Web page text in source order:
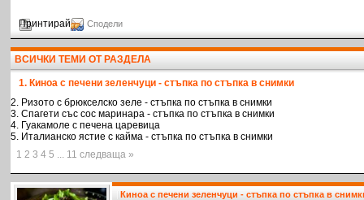
Принтирай Сподели
ВСИЧКИ ТЕМИ ОТ РАЗДЕЛА
1. Киноа с печени зеленчуци - стъпка по стъпка в снимки
2. Ризото с брюкселско зеле - стъпка по стъпка в снимки
3. Спагети със сос маринара - стъпка по стъпка в снимки
4. Гуакамоле с печена царевица
5. Италианско ястие с кайма - стъпка по стъпка в снимки
1 2 3 4 5 ... 11 следваща »
Киноа с печени зеленчуци - стъпка по стъпка в